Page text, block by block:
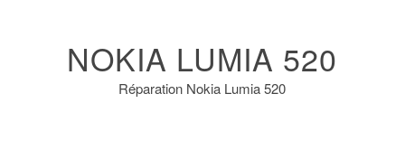
NOKIA LUMIA 520
Réparation Nokia Lumia 520